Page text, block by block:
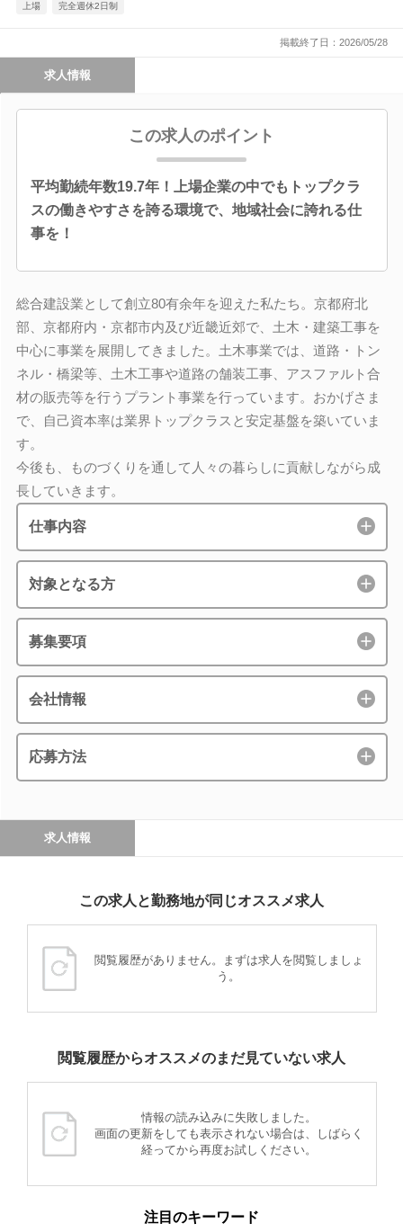
上場 完全週休2日制
掲載終了日：2026/05/28
求人情報
この求人のポイント
平均勤続年数19.7年！上場企業の中でもトップクラ
スの働きやすさを誇る環境で、地域社会に誇れる仕
事を！
総合建設業として創立80有余年を迎えた私たち。京都府北
部、京都府内・京都市内及び近畿近郊で、土木・建築工事を
中心に事業を展開してきました。土木事業では、道路・トン
ネル・橋梁等、土木工事や道路の舗装工事、アスファルト合
材の販売等を行うプラント事業を行っています。おかげさま
で、自己資本率は業界トップクラスと安定基盤を築いていま
す。
今後も、ものづくりを通して人々の暮らしに貢献しながら成
長していきます。
仕事内容
対象となる方
募集要項
会社情報
応募方法
求人情報
この求人と勤務地が同じオススメ求人
閲覧履歴がありません。まずは求人を閲覧しましょ
う。
閲覧履歴からオススメのまだ見ていない求人
情報の読み込みに失敗しました。
画面の更新をしても表示されない場合は、しばらく
経ってから再度お試しください。
注目のキーワード